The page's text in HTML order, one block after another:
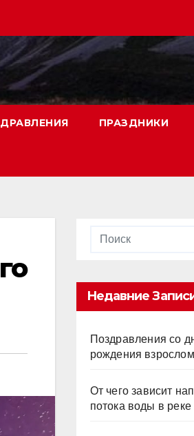
ПРАЗДНИКИ
Недавние
Поздравления со
рождения
От чего зависит
потока воды в реке